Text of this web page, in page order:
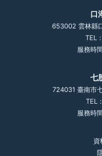
口
653002 雲林縣
TEL
服務時
七
724031 臺南市
TEL
服務時
資